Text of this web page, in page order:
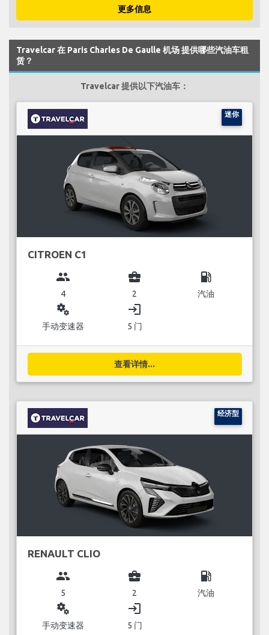
更多信息
Travelcar 在 Paris Charles De Gaulle 机场 提供哪些汽油车租
赁？
Travelcar 提供以下汽油车：
迷你
CITROEN C1
group
4
business_center
2
local_gas_station
汽油
miscellaneous_services
手动变速器
login
5 门
查看详情...
经济型
RENAULT CLIO
group
5
business_center
2
local_gas_station
汽油
miscellaneous_services
手动变速器
login
5 门